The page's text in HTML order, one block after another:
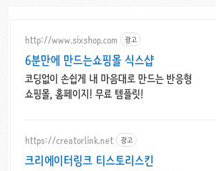
http://www.sixshop.com 광고
6분만에 만드는쇼핑몰 식스샵
코딩없이 손쉽게 내 마음대로 만드는 반응형
쇼핑몰, 홈페이지! 무료 템플릿!
https://creatorlink.net 광고
크리에이터링크 티스토리스킨